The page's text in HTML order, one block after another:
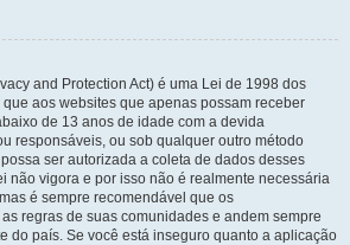
and Protection Act) é uma Lei de 1998 dos
aos websites que apenas possam receber
de 13 anos de idade com a devida
responsáveis, ou sob qualquer outro método
ser autorizada a coleta de dados desses
não vigora e por isso não é realmente necessária
é sempre recomendável que os
regras de suas comunidades e andem sempre
do país. Se você está inseguro quanto a aplicação